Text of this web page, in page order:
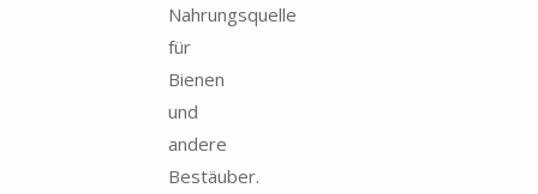
Nahrungsquelle
für
Bienen
und
andere
Bestäuber.